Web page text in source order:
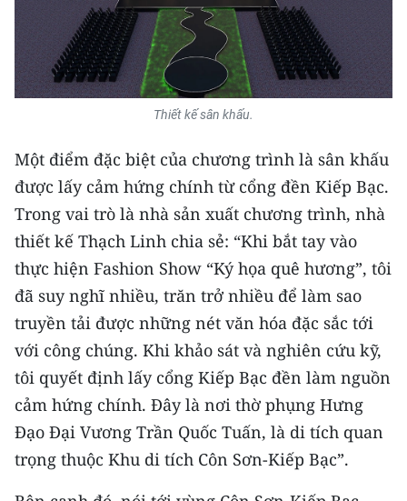
Đồng bằng sông Cửu Long
Chuyên trang Hà Nội
Chuyên trang TP. Hồ Chí Minh
CÁC CHUYÊN TRANG
VỀ BÁO NHÂN DÂN
THỜI NAY
NHÂN DÂN CUỐI TUẦN
NHÂN DÂN HẰNG THÁNG
MUA BÁO
ĐỌC BÁO IN
Thiết kế sân khấu.
Một điểm đặc biệt của chương trình là sân khấu
được lấy cảm hứng chính từ cổng đền Kiếp Bạc.
Trong vai trò là nhà sản xuất chương trình, nhà
thiết kế Thạch Linh chia sẻ: “Khi bắt tay vào
thực hiện Fashion Show “Ký họa quê hương”, tôi
đã suy nghĩ nhiều, trăn trở nhiều để làm sao
truyền tải được những nét văn hóa đặc sắc tới
với công chúng. Khi khảo sát và nghiên cứu kỹ,
tôi quyết định lấy cổng Kiếp Bạc đền làm nguồn
cảm hứng chính. Đây là nơi thờ phụng Hưng
Đạo Đại Vương Trần Quốc Tuấn, là di tích quan
trọng thuộc Khu di tích Côn Sơn-Kiếp Bạc”.